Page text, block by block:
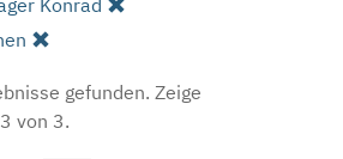
gefunden. Zeige
von 3.